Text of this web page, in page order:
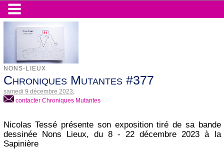
NONS-LIEUX
Chroniques Mutantes #377
samedi 9 décembre 2023
contacter Chroniques Mutantes
Nicolas Tessé présente son exposition tiré de sa bande
dessinée Nons Lieux, du 8 - 22 décembre 2023 à la
Sapinière